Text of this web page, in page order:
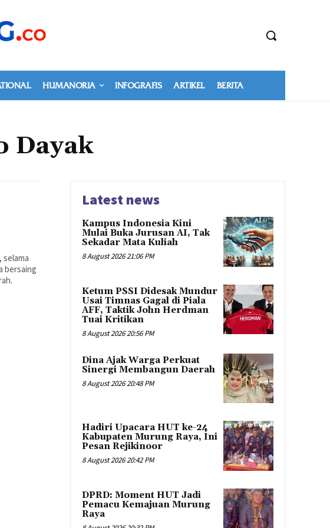
HUMANORIA INFOGRAFIS ARTIKEL BERITA
Dayak
selama
bersaing
Latest news
Kampus Indonesia Kini
Mulai Buka Jurusan AI, Tak
Sekadar Mata Kuliah
8 August 2026 21:06 PM
Ketum PSSI Didesak Mundur
Usai Timnas Gagal di Piala
AFF, Taktik John Herdman
Tuai Kritikan
8 August 2026 20:56 PM
Dina Ajak Warga Perkuat
Sinergi Membangun Daerah
8 August 2026 20:48 PM
Hadiri Upacara HUT ke-24
Kabupaten Murung Raya, Ini
Pesan Rejikinoor
8 August 2026 20:42 PM
DPRD: Moment HUT Jadi
Pemacu Kemajuan Murung
Raya